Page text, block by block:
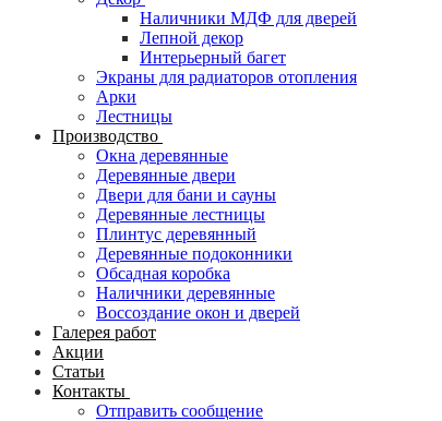
Наличники МДФ для дверей
Лепной декор
Интерьерный багет
Экраны для радиаторов отопления
Арки
Лестницы
Производство
Окна деревянные
Деревянные двери
Двери для бани и сауны
Деревянные лестницы
Плинтус деревянный
Деревянные подоконники
Обсадная коробка
Наличники деревянные
Воссоздание окон и дверей
Галерея работ
Акции
Статьи
Контакты
Отправить сообщение